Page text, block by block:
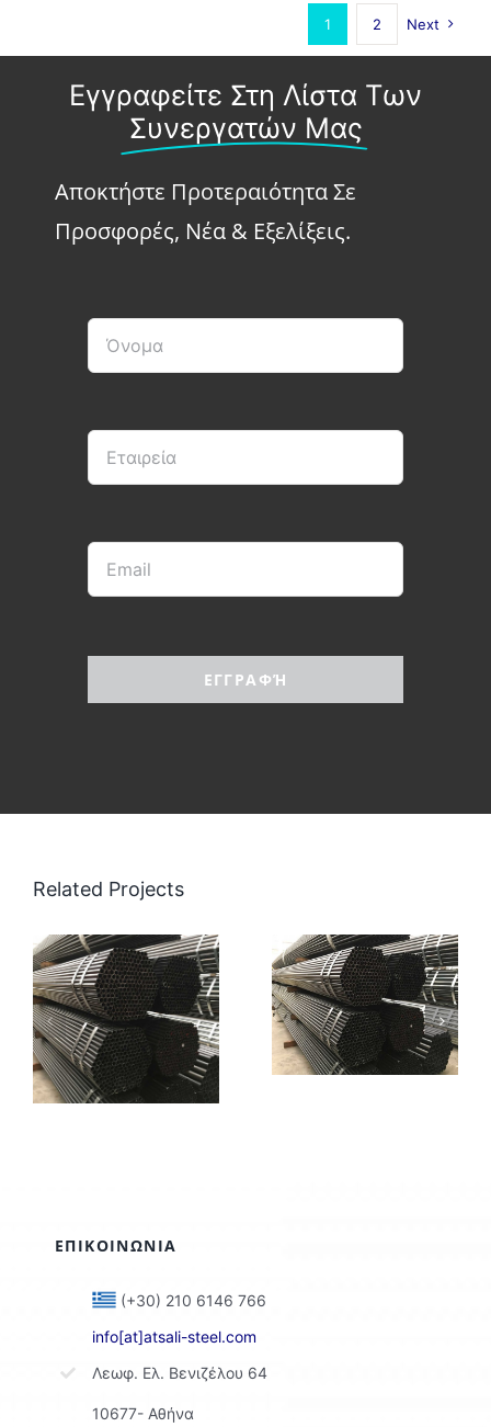
1 2 Next
Εγγραφείτε Στη Λίστα Των
Συνεργατών Μας
Αποκτήστε Προτεραιότητα Σε
Προσφορές, Νέα & Εξελίξεις.
ΕΓΓΡΑΦΉ
Related Projects
Σωλήνες
Ύδρευσης
–
Θέρμανσης
Σωλήνες
Φυσικού
Αερίου
ΕΠΙΚΟΙΝΩΝΙΑ
(+30) 210 6146 766
info[at]atsali-steel.com
Λεωφ. Ελ. Βενιζέλου 64
10677- Αθήνα